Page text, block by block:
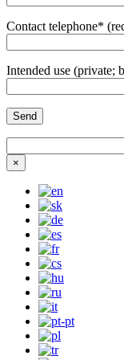
Contact telephone*
Intended use (private;
×